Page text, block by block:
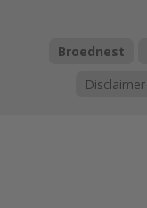
Broednest
Disclaimer